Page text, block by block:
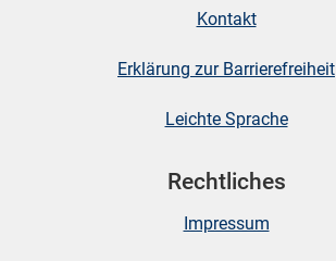
Kontakt
Erklärung zur Barrierefreiheit
Leichte Sprache
Rechtliches
Impressum